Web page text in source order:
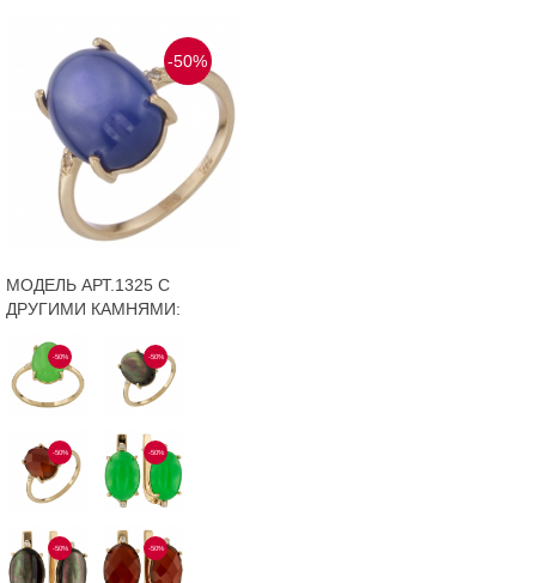
-50%
МОДЕЛЬ АРТ.1325 С
ДРУГИМИ КАМНЯМИ:
-50% -50%
-50% -50%
-50% -50%